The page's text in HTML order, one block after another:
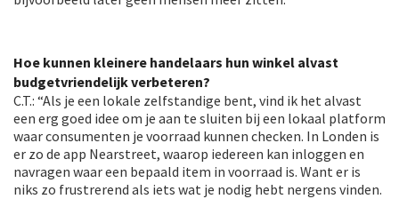
Hoe kunnen kleinere handelaars hun winkel alvast
budgetvriendelijk verbeteren?
C.T.: “Als je een lokale zelfstandige bent, vind ik het alvast
een erg goed idee om je aan te sluiten bij een lokaal platform
waar consumenten je voorraad kunnen checken. In Londen is
er zo de app Nearstreet, waarop iedereen kan inloggen en
navragen waar een bepaald item in voorraad is. Want er is
niks zo frustrerend als iets wat je nodig hebt nergens vinden.